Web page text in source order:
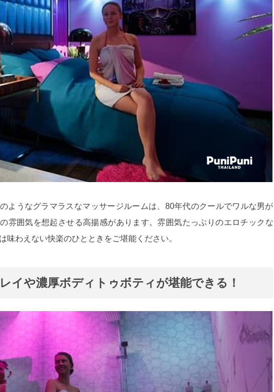
ようなグラマラスなマッサージルームは、80年代のクールでワルな男が
雰囲気を想起させる高揚感があります。雰囲気たっぷりのエロチックな
味わえない快楽のひとときをご堪能ください。
イや濃厚ボディトゥボティが堪能できる！